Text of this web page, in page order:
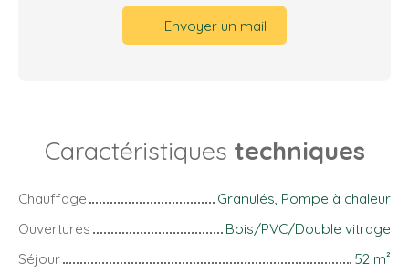
Envoyer un mail
Caractéristiques techniques
Chauffage
Granulés, Pompe à chaleur
Ouvertures
Bois/PVC/Double vitrage
Séjour
52 m²